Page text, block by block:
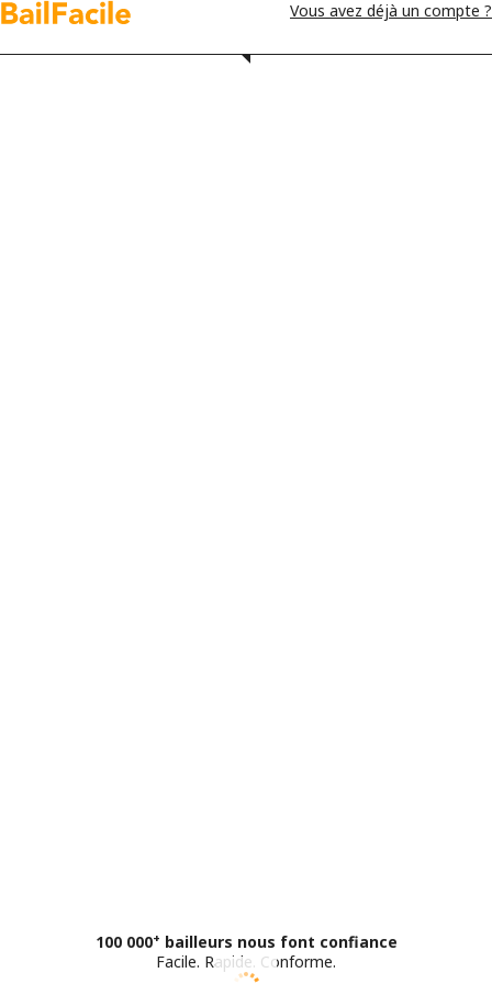
Vous avez déjà un compte ?
100 000+ bailleurs nous font confiance
Facile. Rapide. Conforme.